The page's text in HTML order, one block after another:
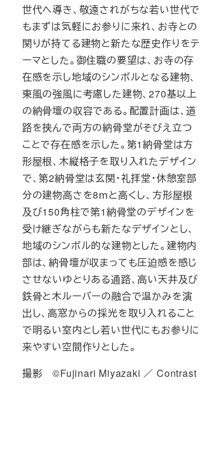
世代へ導き、敬遠されがちな若い世代で
もまずは気軽にお参りに来れ、お寺との
関りが持てる建物と新たな歴史作りをテ
ーマとした。御住職の要望は、お寺の存
在感を示し地域のシンボルとなる建物、
東風の強風に考慮した建物、270基以上
の納骨壇の収容である。配置計画は、道
路を挟んで両方の納骨堂がそびえ立つ
ことで存在感を示した。 第1納骨堂は方
形屋根、木縦格子を取り入れたデザイン
で、第2納骨堂は玄関・礼拝堂・休憩室部
分の建物高さを8ｍと高くし、方形屋根
及び150角柱で第1納骨堂のデザインを
受け継ぎながらも新たなデザインとし、
地域のシンボル的な建物とした。建物内
部は、納骨壇が収まっても圧迫感を感じ
させないゆとりある通路、高い天井及び
鉄骨と木ルーバーの融合で温かみを演
出し、高窓からの採光を取り入れること
で明るい室内とし若い世代にもお参りに
来やすい空間作りとした。
撮影 ©Fujinari Miyazaki ／ Contrast